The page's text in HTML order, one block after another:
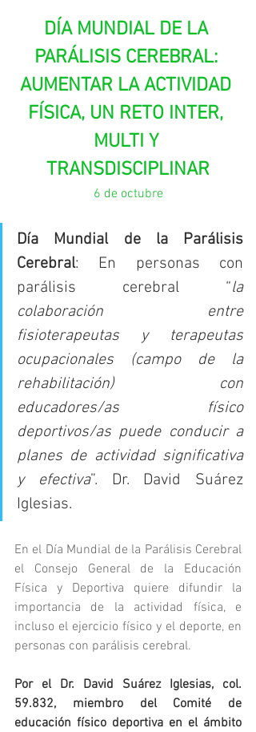
DÍA MUNDIAL DE LA
PARÁLISIS CEREBRAL:
AUMENTAR LA ACTIVIDAD
FÍSICA, UN RETO INTER,
MULTI Y
TRANSDISCIPLINAR
6 de octubre
Día Mundial de la Parálisis
Cerebral: En personas con
parálisis cerebral “la
colaboración entre
fisioterapeutas y terapeutas
ocupacionales (campo de la
rehabilitación) con
educadores/as físico
deportivos/as puede conducir a
planes de actividad significativa
y efectiva”. Dr. David Suárez
Iglesias.
En el Día Mundial de la Parálisis Cerebral
el Consejo General de la Educación
Física y Deportiva quiere difundir la
importancia de la actividad física, e
incluso el ejercicio físico y el deporte, en
personas con parálisis cerebral.
Por el Dr. David Suárez Iglesias, col.
59.832, miembro del Comité de
educación físico deportiva en el ámbito